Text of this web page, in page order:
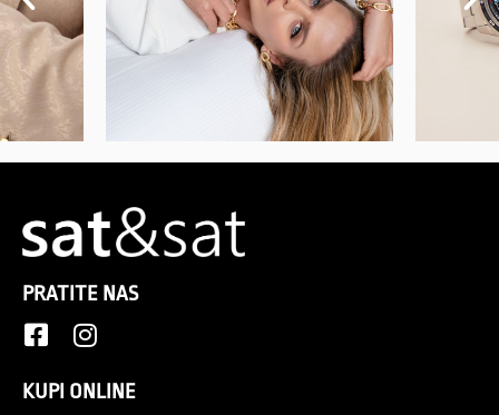
PRATITE NAS
KUPI ONLINE